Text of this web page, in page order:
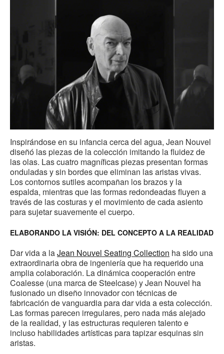
Inspirándose en su infancia cerca del agua, Jean Nouvel
diseñó las piezas de la colección imitando la fluidez de
las olas. Las cuatro magníficas piezas presentan formas
onduladas y sin bordes que eliminan las aristas vivas.
Los contornos sutiles acompañan los brazos y la
espalda, mientras que las formas redondeadas fluyen a
través de las costuras y el movimiento de cada asiento
para sujetar suavemente el cuerpo.
ELABORANDO LA VISIÓN: DEL CONCEPTO A LA REALIDAD
Dar vida a laJean Nouvel Seating Collection ha sido una
extraordinaria obra de ingeniería que ha requerido una
amplia colaboración. La dinámica cooperación entre
Coalesse (una marca de Steelcase) y Jean Nouvel ha
fusionado un diseño innovador con técnicas de
fabricación de vanguardia para dar vida a esta colección.
Las formas parecen irregulares, pero nada más alejado
de la realidad, y las estructuras requieren talento e
incluso habilidades artísticas para tapizar esquinas sin
aristas.